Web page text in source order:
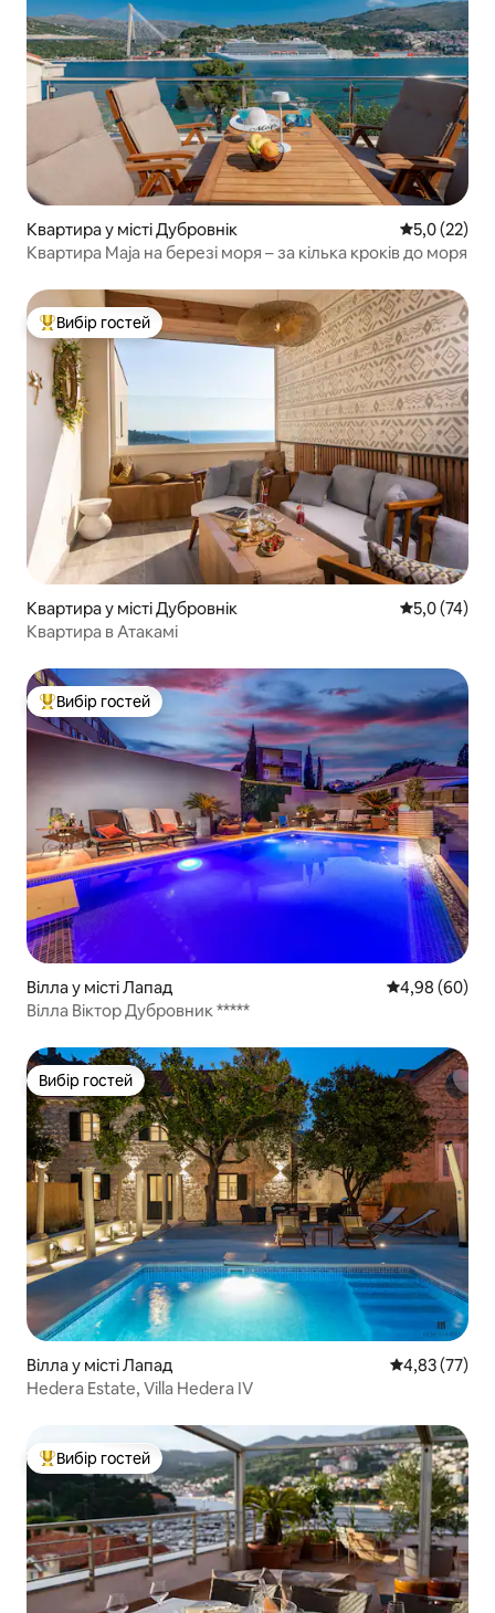
Квартира у місті Дубровнік Середня
5,0 (22)
Квартира Maja на березі моря – за кілька кроків до моря
Топ вибір гостей
Вибір гостей
Квартира у місті Дубровнік Середня
5,0 (74)
Квартира в Атакамі
Топ вибір гостей
Вибір гостей
Вілла у місті Лапад Середня
4,98 (60)
Вілла Віктор Дубровник *****
Вибір гостей
Вибір гостей
Вілла у місті Лапад Середня
4,83 (77)
Hedera Estate, Villa Hedera IV
Топ вибір гостей
Вибір гостей